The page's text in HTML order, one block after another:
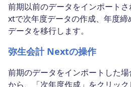
前期以前のデータをインポート
xtで次年度データの作成、年度締
データを移行します。
弥生会計 Nextの操作
前期のデータをインポートした
から、「次年度作成」をクリッ